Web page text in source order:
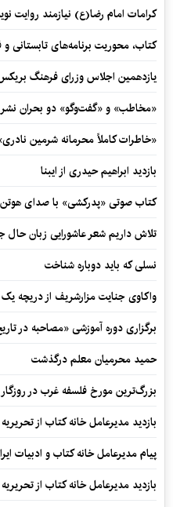
کرامات امام رضا(ع) نیازمند روایت
کتاب، محوریت برنامه‌های تابستانی
یازدهمین اجلاس وزرای فرهنگ
«مخاطب» و «گفت‌وگو» دو بحران
«خاطرات کاملاً محرمانه شرمین
بازدید ابراهیم حیدری از ایبنا
کتاب صوتی «پدرکشی» با صدای
تلاش داریم شعر عاشورایی زبان حال
نسلی که باید دوباره شناخت
واکاوی جنایت مزارشریف از دریچه
برگزاری دوره آموزشی «مصاحبه در
حمید محرمیان معلم درگذشت
بزرگ‌ترین مورخ فلسفه غرب در روزگار
بازدید مدیرعامل خانه کتاب از تحریریه
پیام مدیرعامل خانه کتاب و ادبیات
بازدید مدیرعامل خانه کتاب از تحریریه